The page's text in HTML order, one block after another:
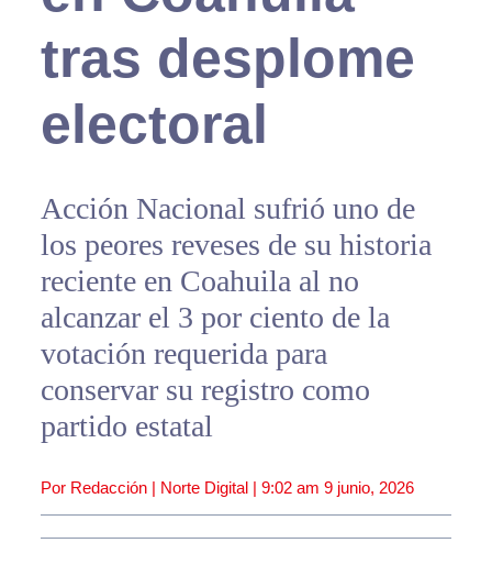
tras desplome
electoral
Acción Nacional sufrió uno de
los peores reveses de su historia
reciente en Coahuila al no
alcanzar el 3 por ciento de la
votación requerida para
conservar su registro como
partido estatal
Por Redacción | Norte Digital | 9:02 am 9 junio, 2026